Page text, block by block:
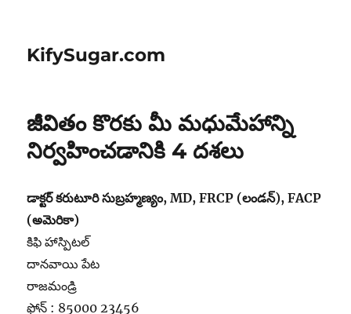
KifySugar.com
జీవితం కొరకు మీ మధుమేహాన్ని
నిర్వహించడానికి 4 దశలు
డాక్టర్ కరుటూరి సుబ్రహ్మణ్యం, MD, FRCP (లండన్), FACP
(అమెరికా)
కిఫి హాస్పిటల్
దానవాయి పేట
రాజమండ్రి
ఫోన్ : 85000 23456